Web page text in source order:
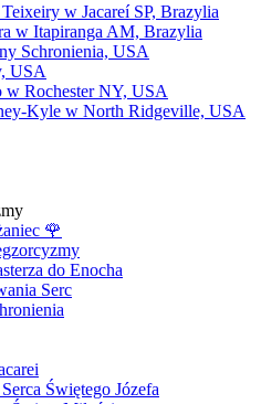
w Jacareí SP, Brazylia
w Itapiranga AM, Brazylia
Schronienia, USA
USA
w Rochester NY, USA
Kyle w North Ridgeville, USA
🌹
do Enocha
Serc
Świętego Józefa